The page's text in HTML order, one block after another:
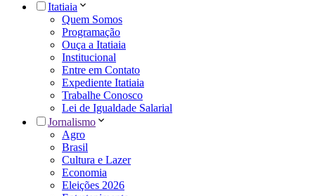
Itatiaia
Quem Somos
Programação
Ouça a Itatiaia
Institucional
Entre em Contato
Expediente Itatiaia
Trabalhe Conosco
Lei de Igualdade Salarial
Jornalismo
Agro
Brasil
Cultura e Lazer
Economia
Eleições 2026